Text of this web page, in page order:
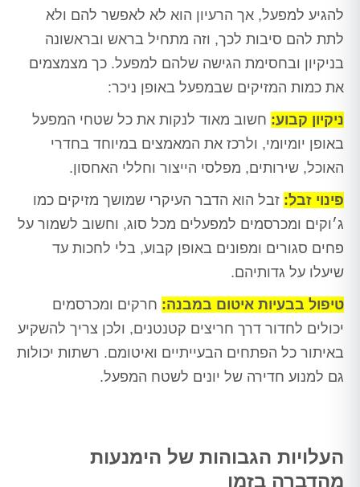
להגיע למפעל, אך הרעיון הוא לא לאפשר להם ולא
לתת להם סיבות לכך, וזה מתחיל בראש ובראשונה
בניקיון ובחסימת הגישה שלהם למפעל. כך מצמצמים
את כמות המזיקים שבמפעל באופן ניכר:
ניקיון קבוע: חשוב מאוד לנקות את כל שטחי המפעל
באופן יומיומי, ולרכז את המאמצים במיוחד בחדרי
האוכל, שירותים, מפלסי הייצור וחללי האחסון.
פינוי זבל: זבל הוא הדבר העיקרי שמושך מזיקים כמו
ג׳וקים ומכרסמים למפעלים מכל סוג, וחשוב לשמור על
פחים סגורים ומפונים באופן קבוע, בלי לחכות עד
שיעלו על גדותיהם.
טיפול בבעיות איטום במבנה: חרקים ומכרסמים
יכולים לחדור דרך חריצים קטנטנים, ולכן צריך להשקיע
באיתור כל הפתחים הבעייתיים ואיטומם. רשתות יכולות
גם למנוע חדירה של יונים לשטח המפעל.
העלויות הגבוהות של הימנעות
מהדברה בזמן